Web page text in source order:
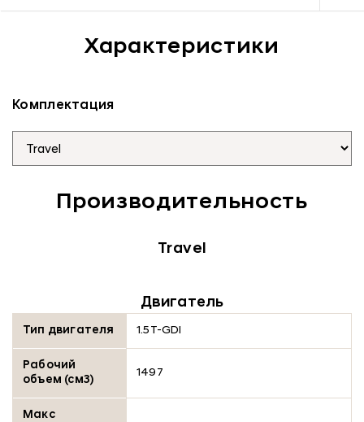
Характеристики
Комплектация
Производительность
Travel
Двигатель
Тип двигателя 1.5T-GDI
Рабочий
объем (см3)
1497
Макс